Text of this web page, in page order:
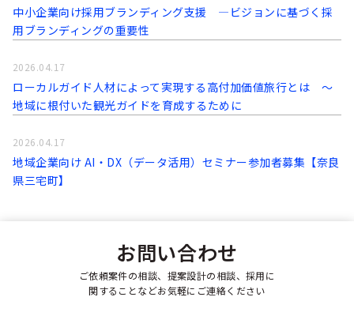
中小企業向け採用ブランディング支援 ―ビジョンに基づく採
用ブランディングの重要性
ローカルガイド人材によって実現する高付加価値旅行とは ～
地域に根付いた観光ガイドを育成するために
2026.04.17
地域企業向け AI・DX（データ活用）セミナー参加者募集【奈良
県三宅町】
2026.04.17
お問い合わせ
ご依頼案件の相談、提案設計の相談、採用に
関することなどお気軽にご連絡ください